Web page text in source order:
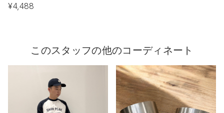
¥4,488
このスタッフの他のコーディネート